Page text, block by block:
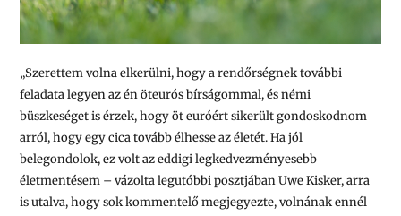
„Szerettem volna elkerülni, hogy a rendőrségnek további
feladata legyen az én öteurós bírságommal, és némi
büszkeséget is érzek, hogy öt euróért sikerült gondoskodnom
arról, hogy egy cica tovább élhesse az életét. Ha jól
belegondolok, ez volt az eddigi legkedvezményesebb
életmentésem – vázolta legutóbbi posztjában Uwe Kisker, arra
is utalva, hogy sok kommentelő megjegyezte, volnának ennél